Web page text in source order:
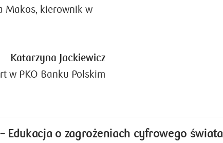
Makos, kierownik w
Katarzyna Jackiewicz
w PKO Banku Polskim
Edukacja o zagrożeniach cyfrowego świata